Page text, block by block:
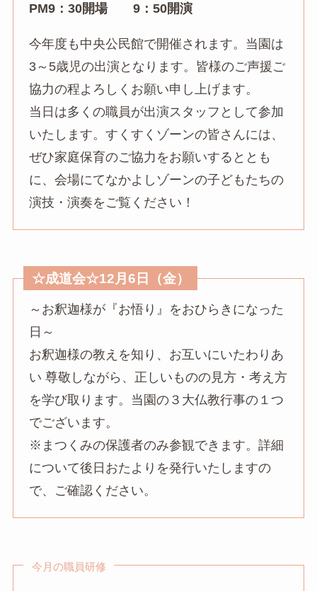
PM9：30開場 9：50開演
今年度も中央公民館で開催されます。当園は
3～5歳児の出演となります。皆様のご声援ご
協力の程よろしくお願い申し上げます。
当日は多くの職員が出演スタッフとして参加
いたします。すくすくゾーンの皆さんには、
ぜひ家庭保育のご協力をお願いするととも
に、会場にてなかよしゾーンの子どもたちの
演技・演奏をご覧ください！
☆成道会☆12月6日（金）
～お釈迦様が『お悟り』をおひらきになった
日～
お釈迦様の教えを知り、お互いにいたわりあ
い 尊敬しながら、正しいものの見方・考え方
を学び取ります。当園の３大仏教行事の１つ
でございます。
※まつくみの保護者のみ参観できます。詳細
について後日おたよりを発行いたしますの
で、ご確認ください。
今月の職員研修